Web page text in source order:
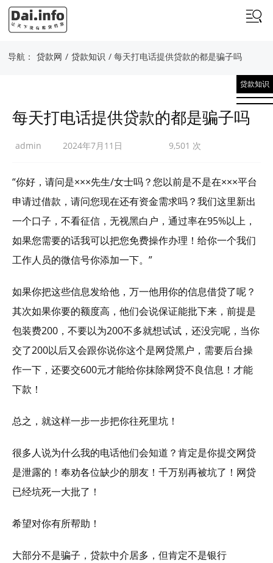
导航： 贷款网 / 贷款知识 / 每天打电话提供贷款的都是骗子吗
贷款知识
每天打电话提供贷款的都是骗子吗
admin 2024年7月11日 9,501 次
“你好，请问是×××先生/女士吗？您以前是不是在×××平台
申请过借款，请问您现在还有资金需求吗？我们这里新出
一个口子，不看征信，无视黑白户，通过率在95%以上，
如果您需要的话我可以把您免费操作办理！给你一个我们
工作人员的微信号你添加一下。”
如果你把这些信息发给他，万一他用你的信息借贷了呢？
其次如果你要的额度高，他们会说保证能批下来，前提是
包装费200，不要以为200不多就想试试，还没完呢，当你
交了200以后又会跟你说你这个是网贷黑户，需要后台操
作一下，还要交600元才能给你抹除网贷不良信息！才能
下款！
总之，就这样一步一步把你往死里坑！
很多人说为什么我的电话他们会知道？肯定是你提交网贷
是泄露的！奉劝各位缺少的朋友！千万别再被坑了！网贷
已经坑死一大批了！
希望对你有所帮助！
大部分不是骗子，贷款中介居多，但肯定不是银行